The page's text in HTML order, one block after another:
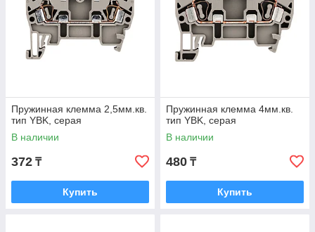
Пружинная клемма 2,5мм.кв.
тип YBK, серая
В наличии
372 ₸
Купить
Пружинная клемма 4мм.кв.
тип YBK, серая
В наличии
480 ₸
Купить